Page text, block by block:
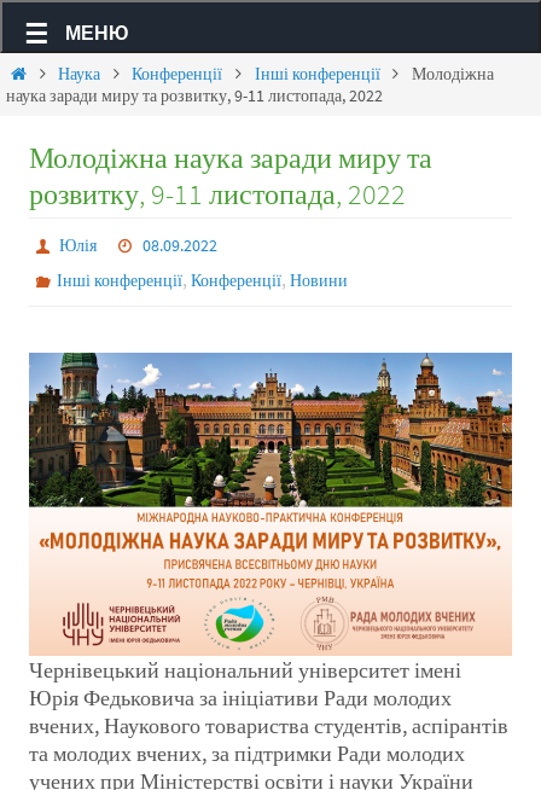
МЕНЮ
Наука Конференції Інші конференції
Молодіжна
наука заради миру та розвитку, 9-11 листопада, 2022
Молодіжна наука заради миру та
розвитку, 9-11 листопада, 2022
Юлія
08.09.2022
Інші конференції,Конференції,Новини
Чернівецький національний університет імені
Юрія Федьковича за ініціативи Ради молодих
вчених, Наукового товариства студентів, аспірантів
та молодих вчених, за підтримки Ради молодих
учених при Міністерстві освіти і науки України